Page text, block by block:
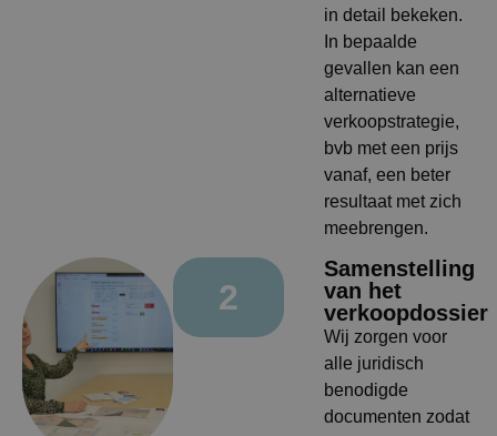
in detail bekeken.
In bepaalde
gevallen kan een
alternatieve
verkoopstrategie,
bvb met een prijs
vanaf, een beter
resultaat met zich
meebrengen.
2
Samenstelling
van het
verkoopdossier
Wij zorgen voor
alle juridisch
benodigde
documenten zodat